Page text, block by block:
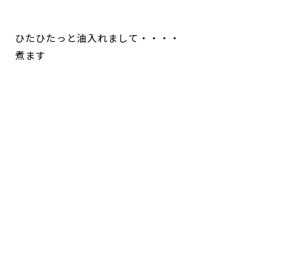
ひたひたっと油入れまして・・・・
煮ます